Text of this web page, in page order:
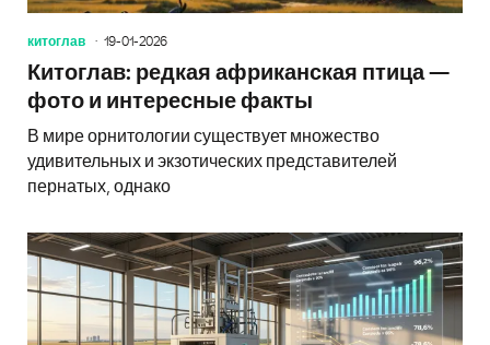
китоглав 19-01-2026
Китоглав: редкая африканская птица —
фото и интересные факты
В мире орнитологии существует множество
удивительных и экзотических представителей
пернатых, однако